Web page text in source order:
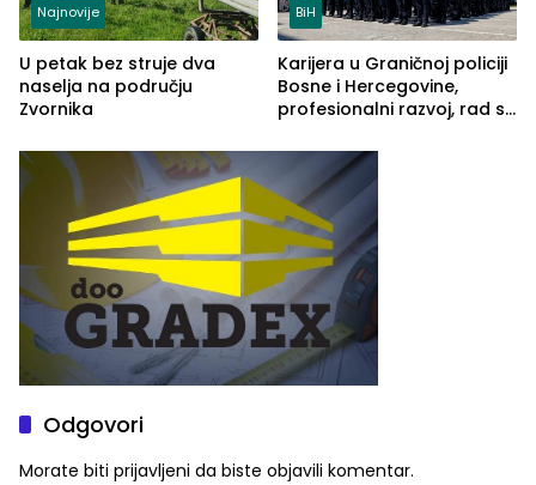
Najnovije
U petak bez struje dva
naselja na području
Zvornika
BiH
Karijera u Graničnoj policiji
Bosne i Hercegovine,
profesionalni razvoj, rad sa
služba građanima
Odgovori
Morate biti prijavljeni da biste objavili komentar.